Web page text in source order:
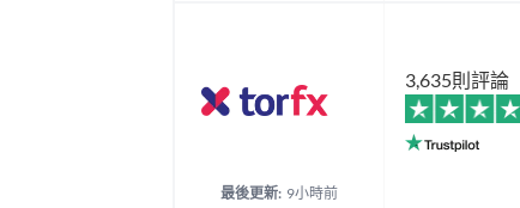
最後更新: 9小時前
3,635則評論